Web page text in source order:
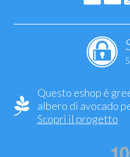
Questo eshop è
albero di avocado
Scopri il progetto